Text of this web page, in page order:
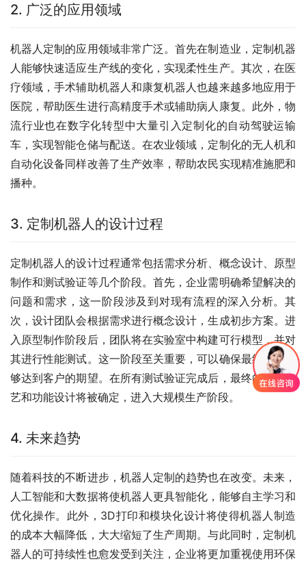
2. 广泛的应用领域
机器人定制的应用领域非常广泛。首先在制造业，定制机器
人能够快速适应生产线的变化，实现柔性生产。其次，在医
疗领域，手术辅助机器人和康复机器人也越来越多地应用于
医院，帮助医生进行高精度手术或辅助病人康复。此外，物
流行业也在数字化转型中大量引入定制化的自动驾驶运输
车，实现智能仓储与配送。在农业领域，定制化的无人机和
自动化设备同样改善了生产效率，帮助农民实现精准施肥和
播种。
3. 定制机器人的设计过程
定制机器人的设计过程通常包括需求分析、概念设计、原型
制作和测试验证等几个阶段。首先，企业需明确希望解决的
问题和需求，这一阶段涉及到对现有流程的深入分析。其
次，设计团队会根据需求进行概念设计，生成初步方案。进
入原型制作阶段后，团队将在实验室中构建可行模型，并对
其进行性能测试。这一阶段至关重要，可以确保最终产品能
够达到客户的期望。在所有测试验证完成后，最终的生产工
艺和功能设计将被确定，进入大规模生产阶段。
4. 未来趋势
随着科技的不断进步，机器人定制的趋势也在改变。未来，
人工智能和大数据将使机器人更具智能化，能够自主学习和
优化操作。此外，3D打印和模块化设计将使得机器人制造
的成本大幅降低，大大缩短了生产周期。与此同时，定制机
器人的可持续性也愈发受到关注，企业将更加重视使用环保